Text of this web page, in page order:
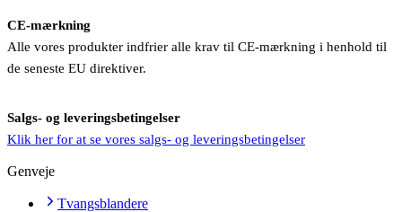
CE-mærkning
Alle vores produkter indfrier alle krav til CE-mærkning i henhold til
de seneste EU direktiver.
Salgs- og leveringsbetingelser
Klik her for at se vores salgs- og leveringsbetingelser
Genveje
Tvangsblandere